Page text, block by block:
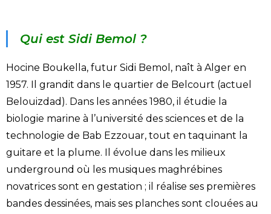
Qui est Sidi Bemol ?
Hocine Boukella, futur Sidi Bemol, naît à Alger en
1957. Il grandit dans le quartier de Belcourt (actuel
Belouizdad). Dans les années 1980, il étudie la
biologie marine à l’université des sciences et de la
technologie de Bab Ezzouar, tout en taquinant la
guitare et la plume. Il évolue dans les milieux
underground où les musiques maghrébines
novatrices sont en gestation ; il réalise ses premières
bandes dessinées, mais ses planches sont clouées au